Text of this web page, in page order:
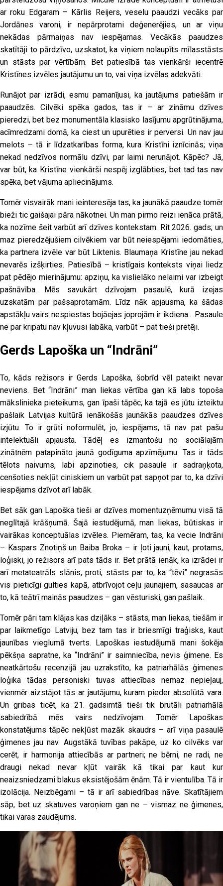
ar roku Edgaram – Kārlis Reijers, veselu paaudzi vecāks par
Jordānes varoni, ir nepārprotami deģenerējies, un ar viņu
nekādas pārmaiņas nav iespējamas. Vecākās paaudzes
skatītāji to pārdzīvo, uzskatot, ka viņiem nolaupīts mīlasstāsts
un stāsts par vērtībām. Bet patiesībā tas vienkārši iecentrē
Kristīnes izvēles jautājumu un to, vai viņa izvēlas adekvāti.
Runājot par izrādi, esmu pamanījusi, ka jautājums patiešām ir
paaudzēs. Cilvēki spēka gados, tas ir – ar zināmu dzīves
pieredzi, bet bez monumentāla klasisko lasījumu apgrūtinājuma,
acīmredzami domā, ka ciest un upurēties ir perversi. Un nav jau
melots – tā ir līdzatkarības forma, kura Kristīni iznīcinās; viņa
nekad nedzīvos normālu dzīvi, par laimi nerunājot. Kāpēc? Jā,
var būt, ka Kristīne vienkārši nespēj izglābties, bet tad tas nav
spēka, bet vājuma apliecinājums.
Tomēr visvairāk mani ieinteresēja tas, ka jaunākā paaudze tomēr
bieži tic gaišajai pāra nākotnei. Un man pirmo reizi ienāca prātā,
ka nozīme šeit varbūt arī dzīves kontekstam. Rit 2026. gads; un
maz pieredzējušiem cilvēkiem var būt neiespējami iedomāties,
ka partnera izvēle var būt Liktenis. Blaumaņa Kristīne jau nekad
nevarēs izšķirties. Patiesībā – kristīgais konteksts viņai liedz
pat pēdējo mierinājumu: apziņu, ka vislielāko nelaimi var izbeigt
pašnāvība. Mēs savukārt dzīvojam pasaulē, kurā izejas
uzskatām par pašsaprotamām. Līdz nāk apjausma, ka šādas
apstākļu vairs nespiestas bojāejas joprojām ir ikdiena... Pasaule
ne par kripatu nav kļuvusi labāka, varbūt – pat tieši pretēji.
Gerds Lapoška un “Indrāni”
To, kāds režisors ir Gerds Lapoška, šobrīd vēl pateikt nevar
neviens. Bet “Indrāni” man liekas vērtība gan kā labs topoša
mākslinieka pieteikums, gan īpaši tāpēc, ka tajā es jūtu izteiktu
pašlaik Latvijas kultūrā ienākošās jaunākās paaudzes dzīves
izjūtu. To ir grūti noformulēt, jo, iespējams, tā nav pat pašu
intelektuāli apjausta. Tādēļ es izmantošu no sociālajām
zinātnēm patapināto jaunā godīguma apzīmējumu. Tas ir tāds
tēlots naivums, labi apzinoties, cik pasaule ir sadraņķota,
cenšoties nekļūt ciniskiem un varbūt pat sapņot par to, ka dzīvi
iespējams dzīvot arī labāk.
Bet sāk gan Lapoška tieši ar dzīves momentuzņēmumu visā tā
neglītajā krāšņumā. Šajā iestudējumā, man liekas, būtiskas ir
vairākas konceptuālas izvēles. Piemēram, tas, ka vecie Indrāni
– Kaspars Znotiņš un Baiba Broka – ir ļoti jauni, kaut, protams,
loģiski, jo režisors arī pats tāds ir. Bet prātā ienāk, ka izrādei ir
arī metateatrāls slānis, proti, stāsts par to, ka “tēvi” negrasās
vis pieticīgi gulties kapā, atbrīvojot ceļu jaunajiem, sasaucas ar
to, kā teātrī mainās paaudzes – gan vēsturiski, gan pašlaik.
Tomēr pāri tam klājas kas dziļāks – stāsts, man liekas, tiešām ir
par laikmetīgo Latviju, bez tam tas ir briesmīgi traģisks, kaut
jaunības vieglumā tverts. Lapoškas iestudējumā mani šokēja
pēkšņa sapratne, ka “Indrāni” ir saimniecība, nevis ģimene. Es
neatkārtošu recenzijā jau uzrakstīto, ka patriarhālās ģimenes
loģika tādas personiski tuvas attiecības nemaz nepieļauj,
vienmēr aizstājot tās ar jautājumu, kuram pieder absolūtā vara.
Un gribas ticēt, ka 21. gadsimtā tieši tik brutāli patriarhālā
sabiedrībā mēs vairs nedzīvojam. Tomēr Lapoškas
konstatējums tāpēc nekļūst mazāk skaudrs – arī viņa pasaulē
ģimenes jau nav. Augstākā tuvības pakāpe, uz ko cilvēks var
cerēt, ir harmonija attiecībās ar partneri; ne bērni, ne radi, ne
draugi nekad nevar kļūt vairāk kā tikai par kaut kur
neaizsniedzami blakus eksistējošām ēnām. Tā ir vientulība. Tā ir
izolācija. Neizbēgami – tā ir arī sabiedrības nāve. Skatītājiem
sāp, bet uz skatuves varoņiem gan ne – vismaz ne ģimenes,
tikai varas zaudējums.